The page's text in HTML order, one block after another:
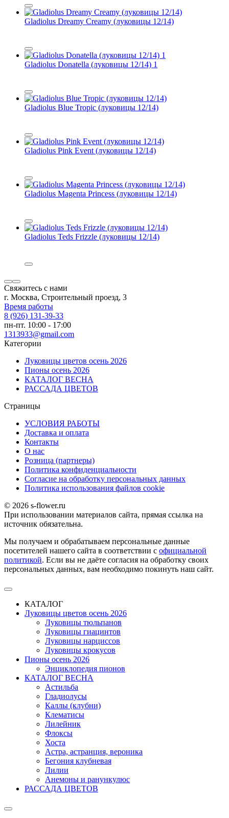
Gladiolus Dreamy Creamy (луковицы 12/14)
Gladiolus Donatella (луковицы 12/14) 1
Gladiolus Blue Tropic (луковицы 12/14)
Gladiolus Pink Event (луковицы 12/14)
Gladiolus Magenta Princess (луковицы 12/14)
Gladiolus Teds Frizzle (луковицы 12/14)
Свяжитесь с нами
г. Москва, Строительный проезд, 3
Время работы
8 (926) 131-39-33
пн-пт. 10:00 - 17:00
1313933@gmail.com
Категории
Луковицы цветов осень 2026
Пионы осень 2026
КАТАЛОГ ВЕСНА
РАССАДА ЦВЕТОВ
Страницы
УСЛОВИЯ РАБОТЫ
Доставка и оплата
Контакты
О наc
Розница (партнеры)
Политика конфиденциальности
Согласие на обработку персональных данных
Политика использования файлов сookie
© 2026 s-flower.ru
При использовании материалов сайта, прямая ссылка на
источник обязательна.
Мы получаем и обрабатываем персональные данные
посетителей нашего сайта в соответствии с официальной
политикой. Если вы не даёте согласия на обработку своих
персональных данных, вам необходимо покинуть наш сайт.
КАТАЛОГ
Луковицы цветов осень 2026
Луковицы тюльпанов
Луковицы гиацинтов
Луковицы нарциссов
Луковицы крокусов
Пионы осень 2026
Энциклопедия пионов
КАТАЛОГ ВЕСНА
Астильба
Гладиолусы
Каллы (клубни)
Клематисы
Лилейник
Флоксы
Хоста
Астра, астранция, вероника
Бегония клубневая
Лилии
Анемоны и ранункулюс
РАССАДА ЦВЕТОВ